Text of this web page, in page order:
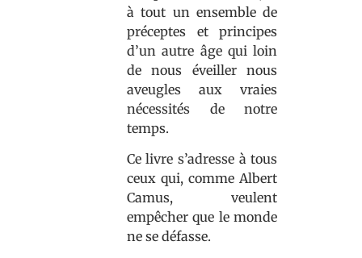
à tout un ensemble de
préceptes et principes
d’un autre âge qui loin
de nous éveiller nous
aveugles aux vraies
nécessités de notre
temps.
Ce livre s’adresse à tous
ceux qui, comme Albert
Camus, veulent
empêcher que le monde
ne se défasse.